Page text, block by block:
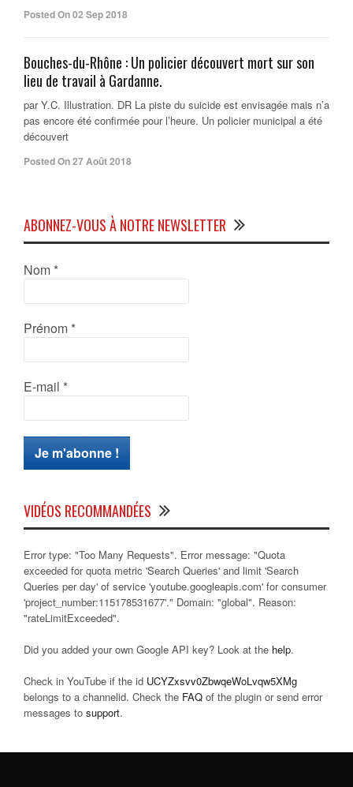
Posted On 02 Sep 2018
Bouches-du-Rhône : Un policier découvert mort sur son
lieu de travail à Gardanne.
par Y.C. Illustration. DR La piste du suicide est envisagée mais n’a
pas encore été confirmée pour l’heure. Un policier municipal a été
découvert
Posted On 27 Août 2018
ABONNEZ-VOUS À NOTRE NEWSLETTER
Nom *
Prénom *
E-mail *
VIDÉOS RECOMMANDÉES
Error type: "Too Many Requests". Error message: "Quota
exceeded for quota metric 'Search Queries' and limit 'Search
Queries per day' of service 'youtube.googleapis.com' for consumer
'project_number:115178531677'." Domain: "global". Reason:
"rateLimitExceeded".
Did you added your own Google API key? Look at the help.
Check in YouTube if the id UCYZxsvv0ZbwqeWoLvqw5XMg
belongs to a channelid. Check the FAQ of the plugin or send error
messages to support.